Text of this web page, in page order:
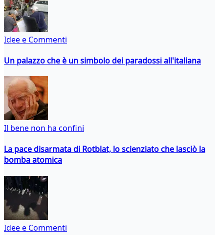
Idee e Commenti
Un palazzo che è un simbolo dei paradossi all'italiana
Il bene non ha confini
La pace disarmata di Rotblat, lo scienziato che lasciò la
bomba atomica
Idee e Commenti